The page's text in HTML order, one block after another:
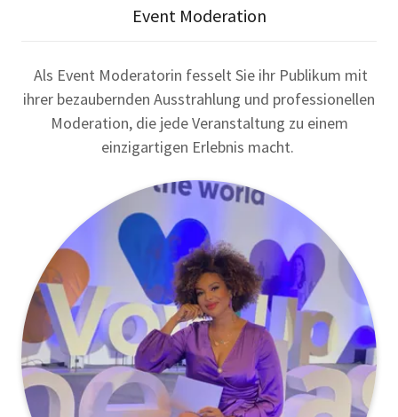
Event Moderation
Als Event Moderatorin fesselt Sie ihr Publikum mit
ihrer bezaubernden Ausstrahlung und professionellen
Moderation, die jede Veranstaltung zu einem
einzigartigen Erlebnis macht.